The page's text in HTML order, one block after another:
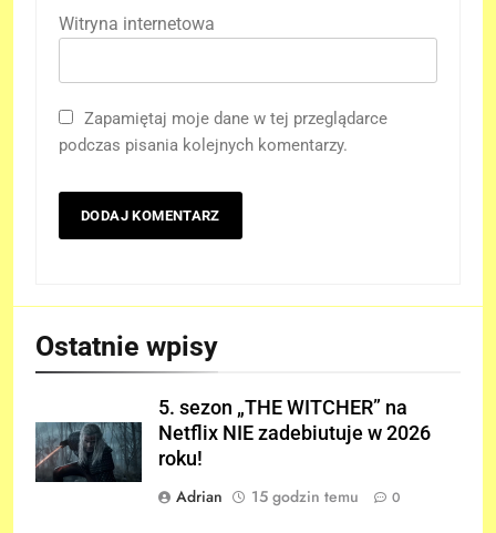
Witryna internetowa
Zapamiętaj moje dane w tej przeglądarce
podczas pisania kolejnych komentarzy.
Ostatnie wpisy
5. sezon „THE WITCHER” na
Netflix NIE zadebiutuje w 2026
roku!
Adrian
15 godzin temu 0